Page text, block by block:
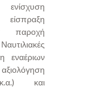
παροχή
εναέριων
και